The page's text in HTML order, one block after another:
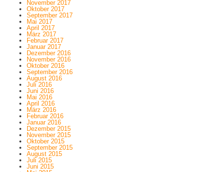
November 2017
Oktober 2017
September 2017
Mai 2017
April 2017
März 2017
Februar 2017
Januar 2017
Dezember 2016
November 2016
Oktober 2016
September 2016
August 2016
Juli 2016
Juni 2016
Mai 2016
April 2016
März 2016
Februar 2016
Januar 2016
Dezember 2015
November 2015
Oktober 2015
September 2015
August 2015
Juli 2015
Juni 2015